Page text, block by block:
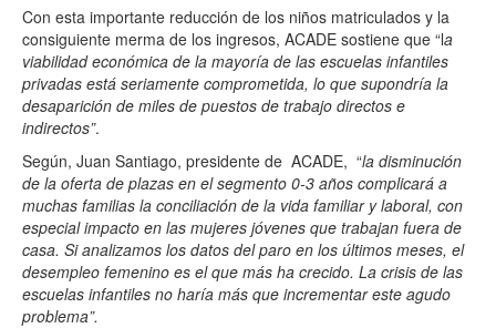
Con esta importante reducción de los niños matriculados y la
consiguiente merma de los ingresos, ACADE sostiene que “la
viabilidad económica de la mayoría de las escuelas infantiles
privadas está seriamente comprometida, lo que supondría la
desaparición de miles de puestos de trabajo directos e
indirectos”.
Según, Juan Santiago, presidente de ACADE, “la disminución
de la oferta de plazas en el segmento 0-3 años complicará a
muchas familias la conciliación de la vida familiar y laboral, con
especial impacto en las mujeres jóvenes que trabajan fuera de
casa. Si analizamos los datos del paro en los últimos meses, el
desempleo femenino es el que más ha crecido. La crisis de las
escuelas infantiles no haría más que incrementar este agudo
problema”.